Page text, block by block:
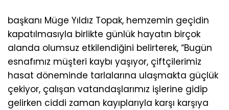
başkanı Müge Yıldız Topak, hemzemin geçidin
kapatılmasıyla birlikte günlük hayatın birçok
alanda olumsuz etkilendiğini belirterek, “Bugün
esnafımız müşteri kaybı yaşıyor, çiftçilerimiz
hasat döneminde tarlalarına ulaşmakta güçlük
çekiyor, çalışan vatandaşlarımız işlerine gidip
gelirken ciddi zaman kayıplarıyla karşı karşıya